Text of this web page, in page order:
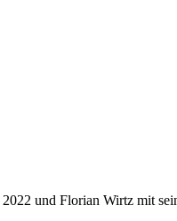
und Florian Wirtz mit